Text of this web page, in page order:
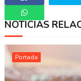
Whatsapp
NOTICIAS
Portada